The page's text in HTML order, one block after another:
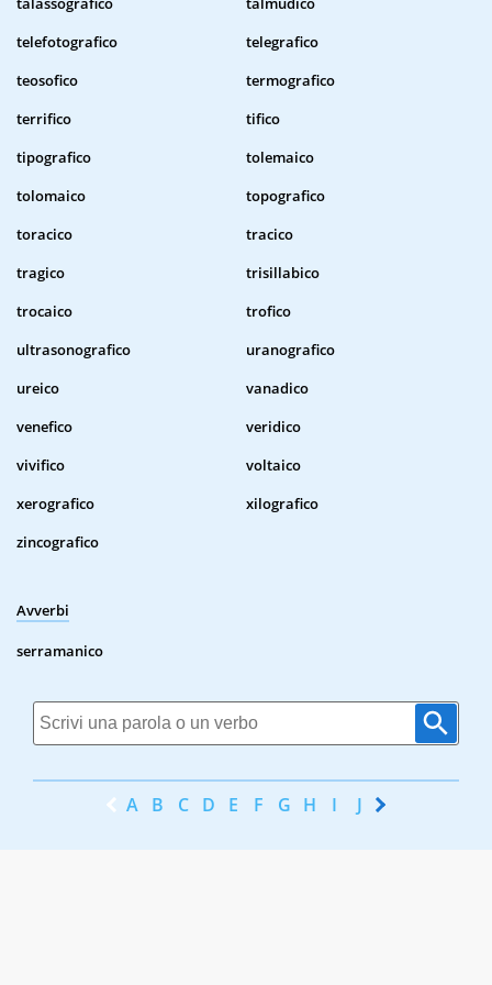
telefotografico
telegrafico
teosofico
termografico
terrifico
tifico
tipografico
tolemaico
tolomaico
topografico
toracico
tracico
tragico
trisillabico
trocaico
trofico
ultrasonografico
uranografico
ureico
vanadico
venefico
veridico
vivifico
voltaico
xerografico
xilografico
zincografico
Avverbi
serramanico
A B C D E F G H I J K